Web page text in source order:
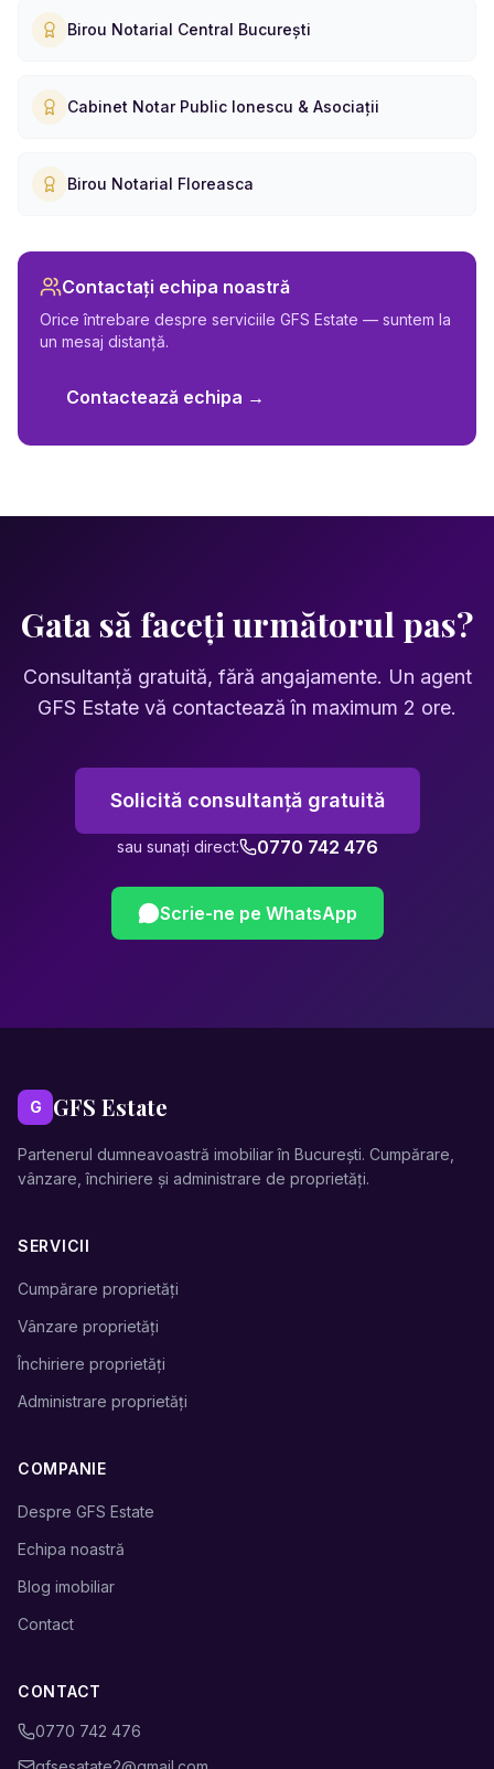
Birou Notarial Central București
Cabinet Notar Public Ionescu & Asociații
Birou Notarial Floreasca
Contactați echipa noastră
Orice întrebare despre serviciile GFS Estate — suntem la
un mesaj distanță.
Contactează echipa →
Gata să faceți următorul pas?
Consultanță gratuită, fără angajamente. Un agent
GFS Estate vă contactează în maximum 2 ore.
Solicită consultanță gratuită
sau sunați direct: 0770 742 476
Scrie-ne pe WhatsApp
G GFS Estate
Partenerul dumneavoastră imobiliar în București. Cumpărare,
vânzare, închiriere și administrare de proprietăți.
SERVICII
Cumpărare proprietăți
Vânzare proprietăți
Închiriere proprietăți
Administrare proprietăți
COMPANIE
Despre GFS Estate
Echipa noastră
Blog imobiliar
Contact
CONTACT
0770 742 476